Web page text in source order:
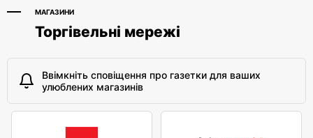
МАГАЗИНИ
Торгівельні мережі
Ввімкніть сповіщення про газетки для ваших
улюблених магазинів